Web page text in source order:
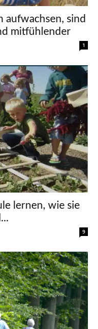
aufwachsen, sind
mitfühlender
1
lernen, wie sie
9